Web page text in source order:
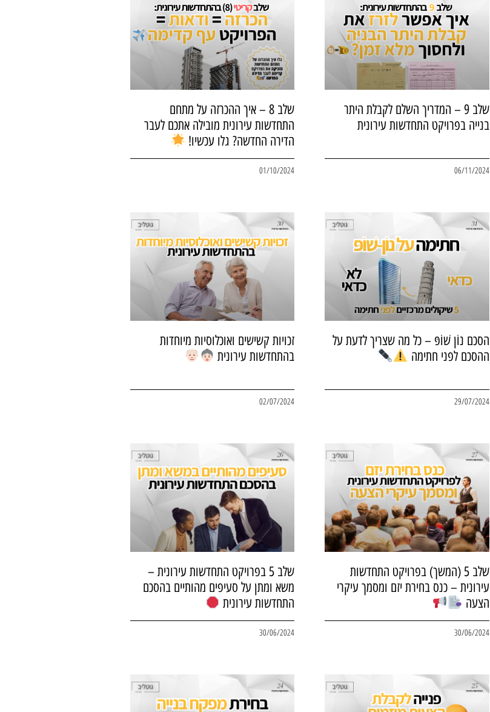
שלב 9 – המדריך השלם לקבלת היתר
בנייה בפרויקט התחדשות עירונית
06/11/2024
שלב 8 – איך ההכרזה על מתחם
התחדשות עירונית מובילה אתכם לעבר
הדירה החדשה? גלו עכשיו!
01/10/2024
הסכם נוֹן שׁוֹפּ – כל מה שצריך לדעת על
ההסכם לפני חתימה
29/07/2024
זכויות קשישים ואוכלוסיות מיוחדות
בהתחדשות עירונית
02/07/2024
שלב 5 (המשך) בפרויקט התחדשות
עירונית – כנס בחירת יזם ומסמך עיקרי
הצעה
30/06/2024
שלב 5 בפרויקט התחדשות עירונית –
משא ומתן על סעיפים מהותיים בהסכם
התחדשות עירונית
30/06/2024